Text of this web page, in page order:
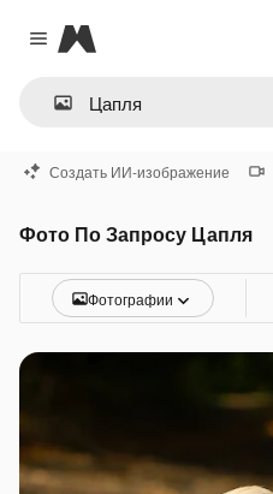
Close menu
Magnific
Создать ИИ-изображение
Фото По Запросу Цапля
Фотографии